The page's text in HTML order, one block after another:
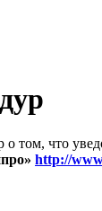
том, что
http://